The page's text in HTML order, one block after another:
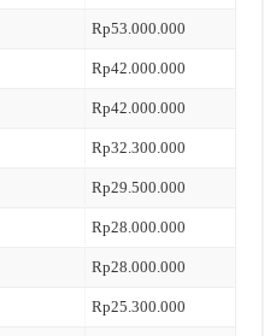
Rp53.000.000
Rp42.000.000
Rp42.000.000
Rp32.300.000
Rp29.500.000
Rp28.000.000
Rp28.000.000
Rp25.300.000